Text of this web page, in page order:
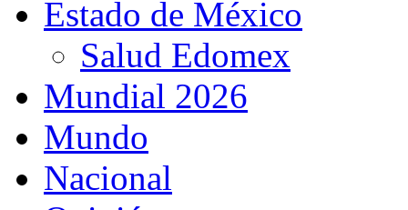
Estado de México
Salud Edomex
Mundial 2026
Mundo
Nacional